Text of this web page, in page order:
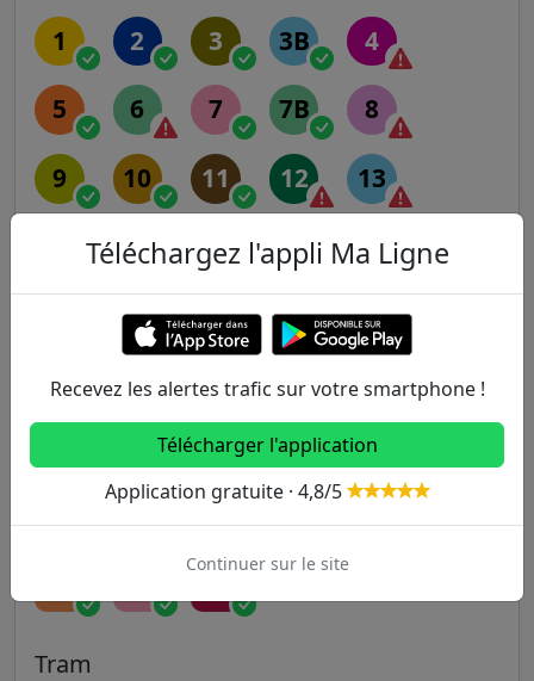
1 2 3 3B 4
5 6 7 7B 8
9 10 11 12 13
A B C D E
Transilien
H J K L N
Tram
Téléchargez l'appli Ma Ligne
Recevez les alertes trafic sur votre smartphone !
Télécharger l'application
Application gratuite · 4,8/5
Continuer sur le site